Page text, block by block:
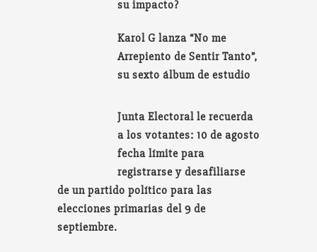
su impacto?
Karol G lanza “No me
Arrepiento de Sentir Tanto”,
su sexto álbum de estudio
Junta Electoral le recuerda
a los votantes: 10 de agosto
fecha límite para
registrarse y desafiliarse
de un partido político para las
elecciones primarias del 9 de
septiembre.